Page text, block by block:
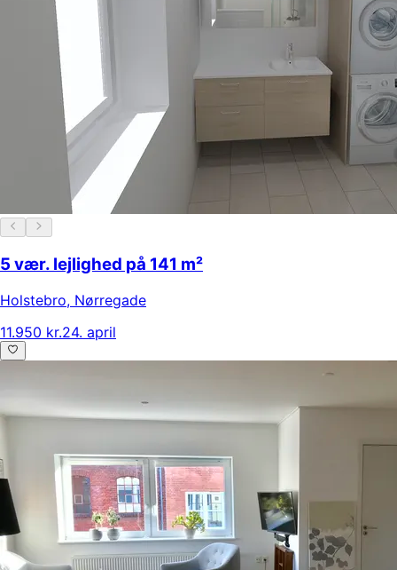
5 vær. lejlighed på 141 m²
Holstebro, Nørregade
11.950 kr.24. april